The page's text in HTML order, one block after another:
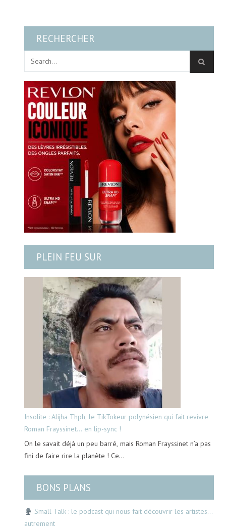
RECHERCHER
PLEIN FEU SUR
Insolite : Alijha Thph, le TikTokeur polynésien qui fait revivre
Roman Frayssinet… en lip-sync !
On le savait déjà un peu barré, mais Roman Frayssinet n’a pas
fini de faire rire la planète ! Ce…
BONS PLANS
Small Talk : le podcast qui nous fait découvrir les artistes…
autrement